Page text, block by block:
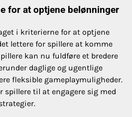
for at optjene belønninger
i kriterierne for at optjene
lettere for spillere at komme
kan nu fuldføre et bredere
daglige og ugentlige
fleksible gameplaymuligheder.
spillere til at engagere sig med